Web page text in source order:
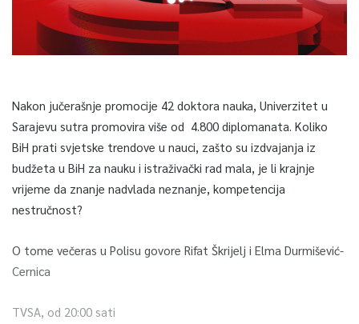
Nakon jučerašnje promocije 42 doktora nauka, Univerzitet u
Sarajevu sutra promovira više od 4.800 diplomanata. Koliko
BiH prati svjetske trendove u nauci, zašto su izdvajanja iz
budžeta u BiH za nauku i istraživački rad mala, je li krajnje
vrijeme da znanje nadvlada neznanje, kompetencija
nestručnost?
O tome večeras u Polisu govore Rifat Škrijelj i Elma Durmišević-
Cernica
TVSA, od 20:00 sati